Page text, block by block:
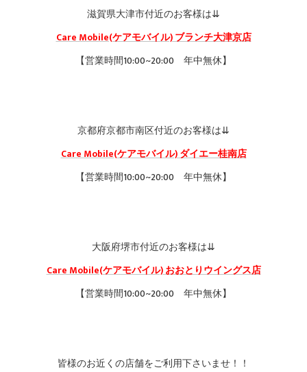
滋賀県大津市付近のお客様は⇊
Care Mobile(ケアモバイル) ブランチ大津京店
【営業時間10:00~20:00 年中無休】
京都府京都市南区付近のお客様は⇊
Care Mobile(ケアモバイル) ダイエー桂南店
【営業時間10:00~20:00 年中無休】
大阪府堺市付近のお客様は⇊
Care Mobile(ケアモバイル) おおとりウイングス店
【営業時間10:00~20:00 年中無休】
皆様のお近くの店舗をご利用下さいませ！！